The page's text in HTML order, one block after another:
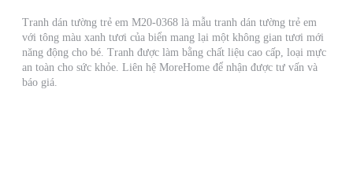
Tranh dán tường trẻ em M20-0368 là mẫu tranh dán tường trẻ em
với tông màu xanh tươi của biển mang lại một không gian tươi mới
năng động cho bé. Tranh được làm bằng chất liệu cao cấp, loại mực
an toàn cho sức khỏe. Liên hệ MoreHome để nhận được tư vấn và
báo giá.